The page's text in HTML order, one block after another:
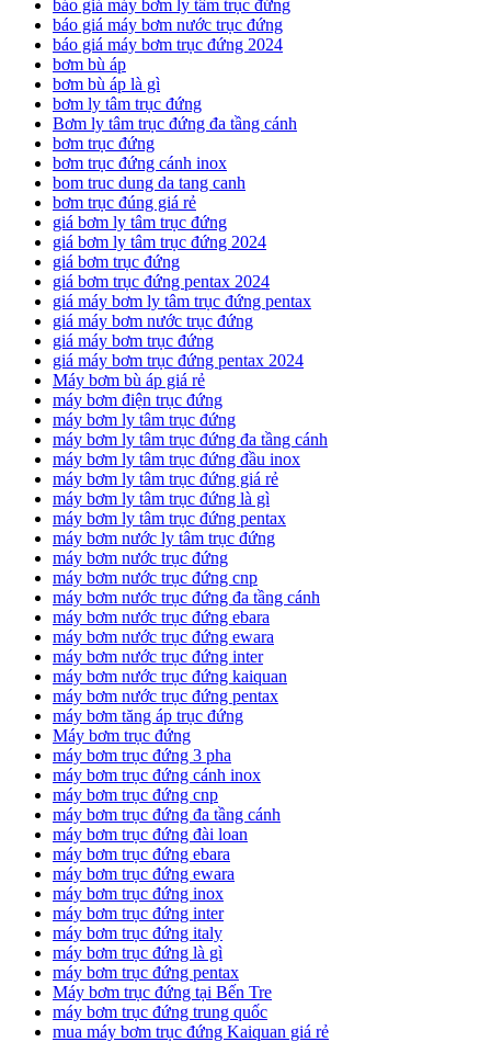
báo giá máy bơm ly tâm trục đứng
báo giá máy bơm nước trục đứng
báo giá máy bơm trục đứng 2024
bơm bù áp
bơm bù áp là gì
bơm ly tâm trục đứng
Bơm ly tâm trục đứng đa tầng cánh
bơm trục đứng
bơm trục đứng cánh inox
bom truc dung da tang canh
bơm trục đúng giá rẻ
giá bơm ly tâm trục đứng
giá bơm ly tâm trục đứng 2024
giá bơm trục đứng
giá bơm trục đứng pentax 2024
giá máy bơm ly tâm trục đứng pentax
giá máy bơm nước trục đứng
giá máy bơm trục đứng
giá máy bơm trục đứng pentax 2024
Máy bơm bù áp giá rẻ
máy bơm điện trục đứng
máy bơm ly tâm trục đứng
máy bơm ly tâm trục đứng đa tầng cánh
máy bơm ly tâm trục đứng đầu inox
máy bơm ly tâm trục đứng giá rẻ
máy bơm ly tâm trục đứng là gì
máy bơm ly tâm trục đứng pentax
máy bơm nước ly tâm trục đứng
máy bơm nước trục đứng
máy bơm nước trục đứng cnp
máy bơm nước trục đứng đa tầng cánh
máy bơm nước trục đứng ebara
máy bơm nước trục đứng ewara
máy bơm nước trục đứng inter
máy bơm nước trục đứng kaiquan
máy bơm nước trục đứng pentax
máy bơm tăng áp trục đứng
Máy bơm trục đứng
máy bơm trục đứng 3 pha
máy bơm trục đứng cánh inox
máy bơm trục đứng cnp
máy bơm trục đứng đa tầng cánh
máy bơm trục đứng đài loan
máy bơm trục đứng ebara
máy bơm trục đứng ewara
máy bơm trục đứng inox
máy bơm trục đứng inter
máy bơm trục đứng italy
máy bơm trục đứng là gì
máy bơm trục đứng pentax
Máy bơm trục đứng tại Bến Tre
máy bơm trục đứng trung quốc
mua máy bơm trục đứng Kaiquan giá rẻ